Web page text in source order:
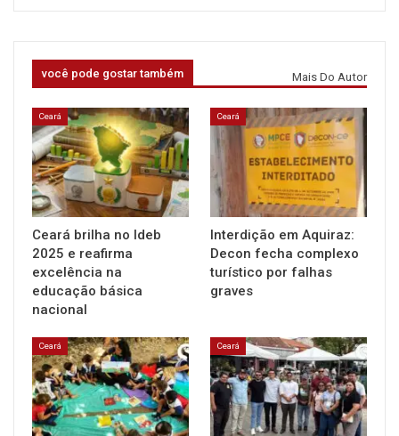
você pode gostar também Mais Do Autor
Ceará
Ceará brilha no Ideb
2025 e reafirma
excelência na
educação básica
nacional
Ceará
Interdição em Aquiraz:
Decon fecha complexo
turístico por falhas
graves
Ceará Ceará